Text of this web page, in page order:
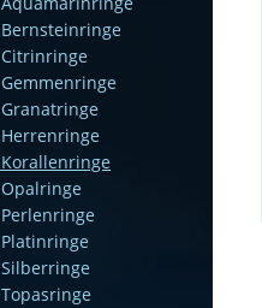
Bernsteinringe
Citrinringe
Gemmenringe
Granatringe
Herrenringe
Korallenringe
Opalringe
Perlenringe
Platinringe
Silberringe
Topasringe